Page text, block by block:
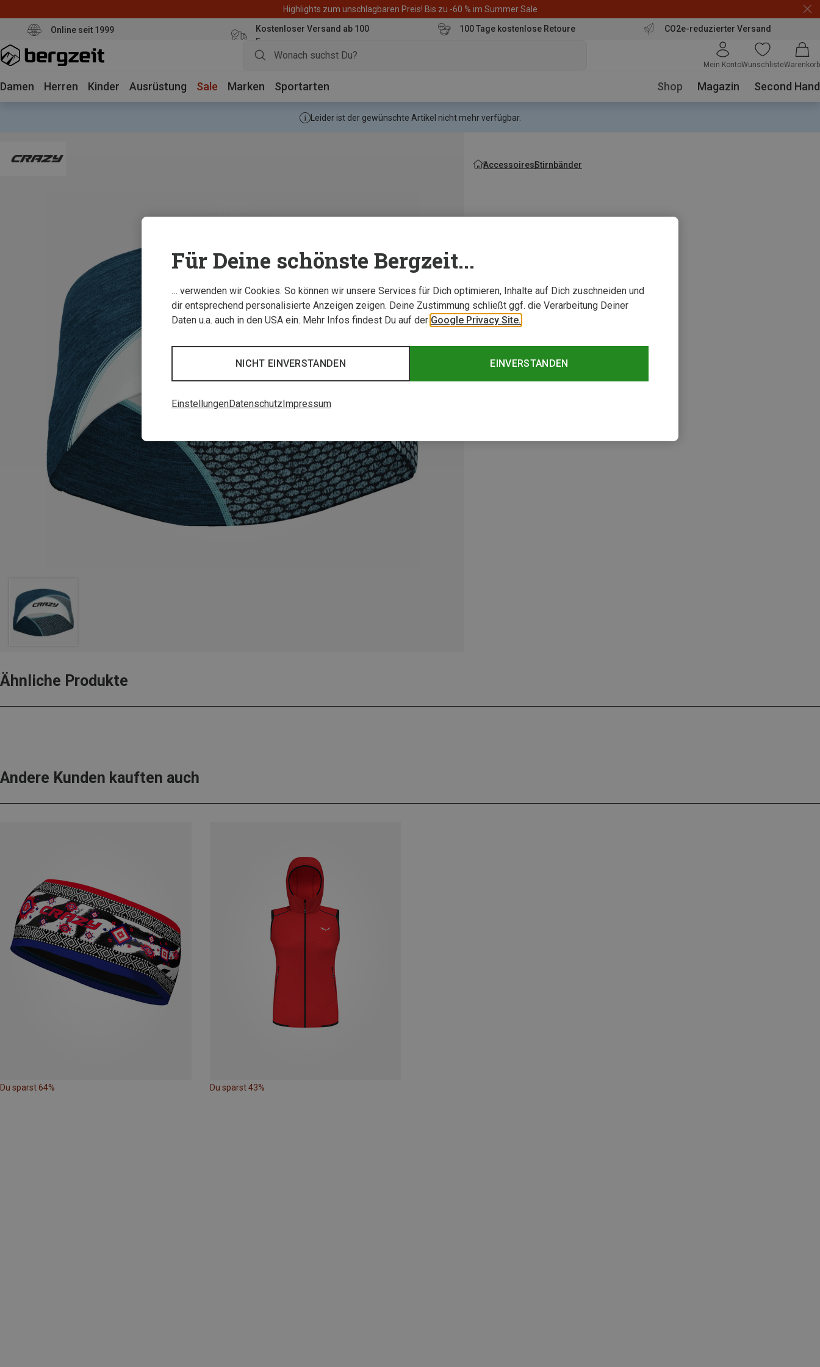
Highlights zum unschlagbaren Preis! Bis zu -60 % im Summer Sale
Online seit 1999
Kostenloser Versand ab 100
Euro
100 Tage kostenlose Retoure CO2e-reduzierter Versand
Mein KontoWunschlisteWarenkorb
Damen Herren Kinder Ausrüstung Sale Marken Sportarten Shop Magazin Second Hand
Leider ist der gewünschte Artikel nicht mehr verfügbar.
AccessoiresStirnbänder
Ähnliche Produkte
Andere Kunden kauften auch
Du sparst 64% Du sparst 43%
Für Deine schönste Bergzeit...
… verwenden wir Cookies. So können wir unsere Services für Dich optimieren, Inhalte auf Dich zuschneiden und
dir entsprechend personalisierte Anzeigen zeigen. Deine Zustimmung schließt ggf. die Verarbeitung Deiner
Daten u.a. auch in den USA ein. Mehr Infos findest Du auf der Google Privacy Site.
EINVERSTANDEN
NICHT EINVERSTANDEN
EinstellungenDatenschutz Impressum